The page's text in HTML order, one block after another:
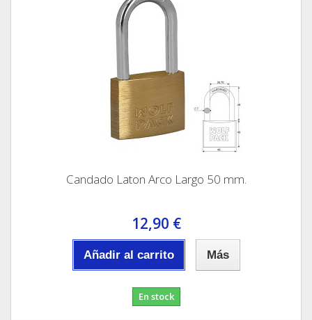
Candado Laton Arco Largo 50 mm.
12,90 €
Añadir al carrito Más
En stock